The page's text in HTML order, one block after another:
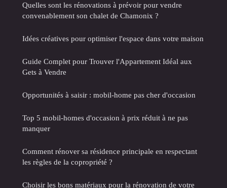
Quelles sont les rénovations à prévoir pour vendre
convenablement son chalet de Chamonix ?
Idées créatives pour optimiser l'espace dans votre maison
Guide Complet pour Trouver l'Appartement Idéal aux
Gets à Vendre
Opportunités à saisir : mobil-home pas cher d'occasion
Top 5 mobil-homes d'occasion à prix réduit à ne pas
manquer
Comment rénover sa résidence principale en respectant
les règles de la copropriété ?
Choisir les bons matériaux pour la rénovation de votre